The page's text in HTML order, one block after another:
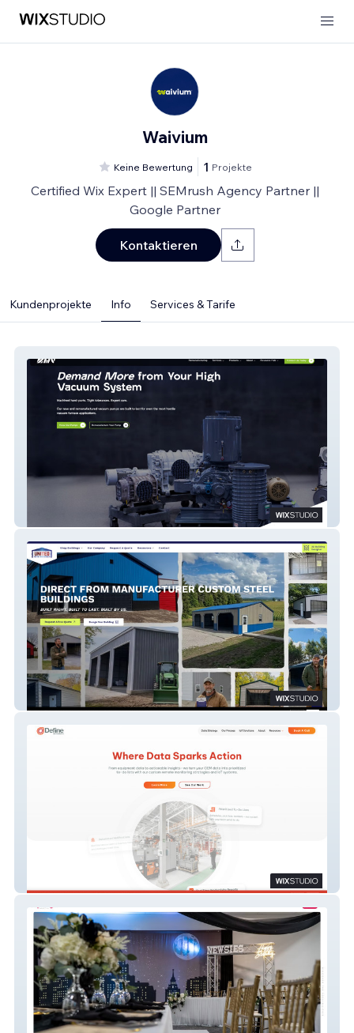
Waivium
Keine Bewertung 1 Projekte
Certified Wix Expert || SEMrush Agency Partner ||
Google Partner
Kontaktieren
Kundenprojekte Info Services & Tarife
United Metal